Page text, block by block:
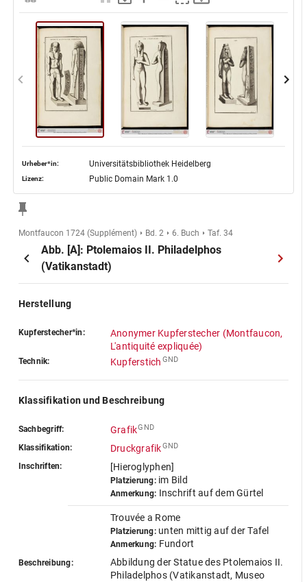
Urheber*in: Universitätsbibliothek Heidelberg
Lizenz: Public Domain Mark 1.0
Montfaucon 1724 (Supplément) Bd. 2 6. Buch Taf. 34
Abb. [A]: Ptolemaios II. Philadelphos
(Vatikanstadt)
Herstellung
Kupferstecher*in:
Anonymer Kupferstecher (Montfaucon,
L'antiquité expliquée)
Technik: Kupferstich GND
Klassifikation und Beschreibung
Sachbegriff: GrafikGND
Klassifikation: DruckgrafikGND
Inschriften: [Hieroglyphen]
Platzierung:im Bild
Anmerkung: Inschrift auf dem Gürtel
Trouvée a Rome
Platzierung:unten mittig auf der Tafel
Anmerkung: Fundort
Beschreibung:
Abbildung der Statue des Ptolemaios II.
Philadelphos (Vatikanstadt, Museo